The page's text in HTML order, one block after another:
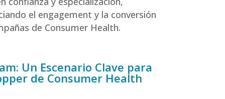
el engagement y la conversión
de Consumer Health.
Un Escenario Clave para
de Consumer Health